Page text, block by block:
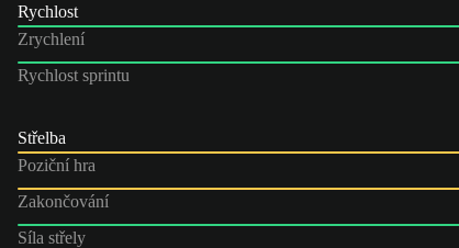
Rychlost
Zrychlení
Rychlost sprintu
Střelba
Poziční hra
Zakončování
Síla střely